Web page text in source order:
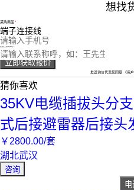
想找
采购商品
您的电话
您的称呼
立即获取报价
发送询价代表您同意 《用
猜你喜欢
35KV电缆插拔头分
式后接避雷器后接头
￥2800.00/套
湖北武汉
咨询
电